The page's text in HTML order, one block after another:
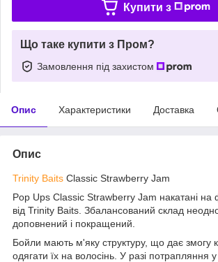
Купити з
Що таке купити з Пром?
Замовлення під захистом
Опис Характеристики Доставка
Опис
Trinity Baits Classic Strawberry Jam
Pop Ups Classic Strawberry Jam накатані на
від Trinity Baits. Збалансований склад
доповнений і покращений.
Бойли мають м'яку структуру, що дає змогу
одягати їх на волосінь. У разі потрапляння